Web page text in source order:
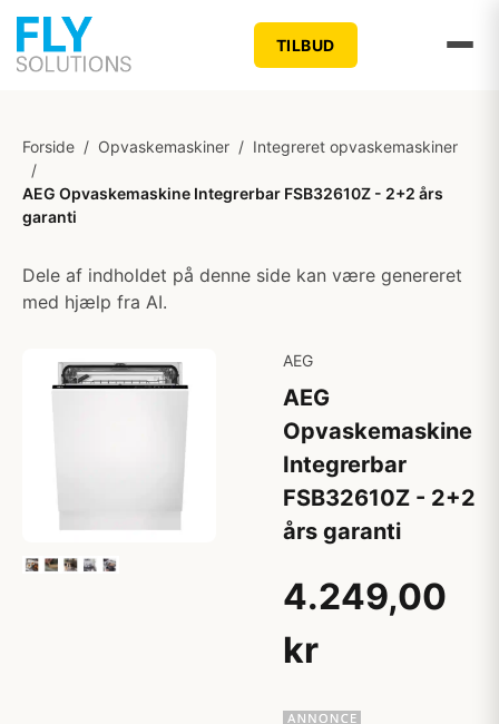
TILBUD
Forside / Opvaskemaskiner / Integreret opvaskemaskiner
/
AEG Opvaskemaskine Integrerbar FSB32610Z - 2+2 års
garanti
Dele af indholdet på denne side kan være genereret
med hjælp fra AI.
AEG
AEG
Opvaskemaskine
Integrerbar
FSB32610Z - 2+2
års garanti
4.249,00
kr